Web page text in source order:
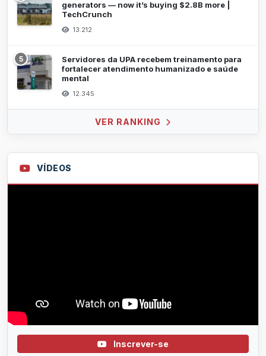
generators — now it’s buying $2.8B more |
TechCrunch
13.212
5
Servidores da UPA recebem treinamento para
fortalecer atendimento humanizado e saúde
mental
12.345
VER RANKING
VÍDEOS
Inscrever-se